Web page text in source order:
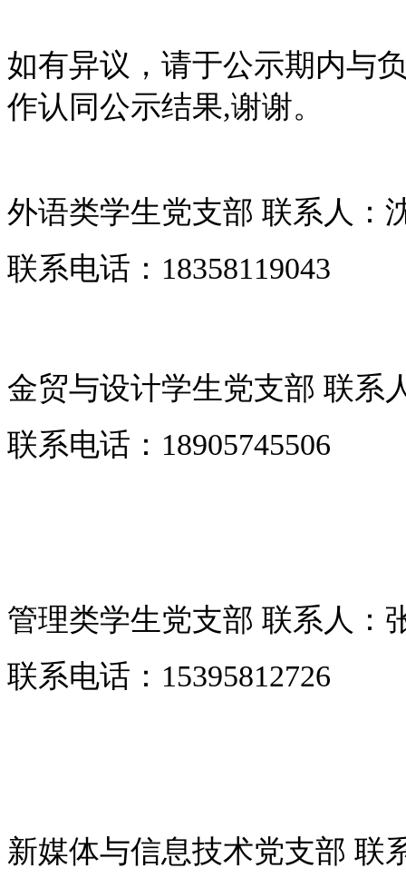
如有异议，请于公示期内与
作认同公示结果,谢谢。
外语类学生党支部 联系人：
联系电话：18358119043
金贸与设计学生党支部 联系
联系电话：18905745506
管理类学生党支部 联系人：
联系电话：15395812726
新媒体与信息技术党支部 联